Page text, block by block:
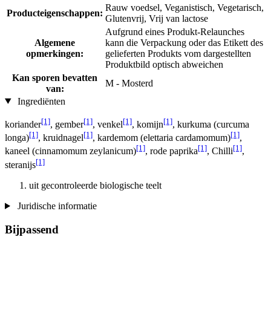
Producteigenschappen:
Rauw voedsel, Veganistisch, Vegetarisch,
Glutenvrij, Vrij van lactose
Algemene
opmerkingen:
Aufgrund eines Produkt-Relaunches
kann die Verpackung oder das Etikett des
gelieferten Produkts vom dargestellten
Produktbild optisch abweichen
Kan sporen bevatten
van:
M - Mosterd
Ingrediënten
koriander[1], gember[1], venkel[1], komijn[1], kurkuma (curcuma
longa)[1], kruidnagel[1], kardemom (elettaria cardamomum)[1],
kaneel (cinnamomum zeylanicum)[1], rode paprika[1], Chilli[1],
steranijs[1]
uit gecontroleerde biologische teelt
Juridische informatie
Bijpassend